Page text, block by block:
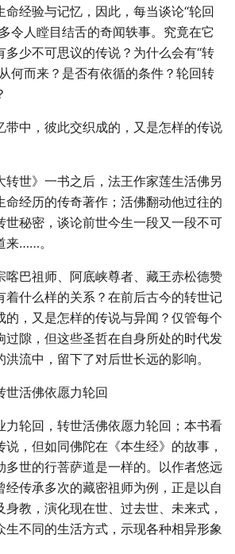
经验与记忆，因此，每当谈论“轮回
令人瞠目结舌的奇闻轶事。究竟在它
多少不可思议的传说？为什么会有“转
何而来？是否有依循的条件？轮回转
带中，彼此交织成的，又是怎样的传说
转世》一书之后，法王作家莲生活佛另
命经历的传奇著作；活佛翻动他过往的
世秘密，谈论前世今生一段又一段不可
来……。
喀巴祖师、阿底峡尊者、藏王赤松德赞
着什么样的关系？在前后古今的转世记
的，又是怎样的传说与异闻？仅管每个
过隙，但这些圣哲在自身所处的时代发
流中，留下了对后世长远的影响。
世活佛依愿力轮回
力轮回，转世活佛依愿力轮回；本书看
，但如同佛陀在《本生经》的故事，
多世的行菩萨道是一样的。以作者悠远
经传承多次的藏密祖师为例，正是以自
教，演化现在世、过去世、未来式，
生不同的生活方式，示现各种相异形象